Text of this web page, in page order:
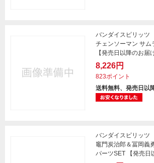
バンダイスピリッ
チェンソーマン サム
【発売日以降のお届
8,226円
823ポイント
送料無料、発売日以
バンダイスピリッツ
竈門炭治郎＆冨岡義
パーツSET 【発売日